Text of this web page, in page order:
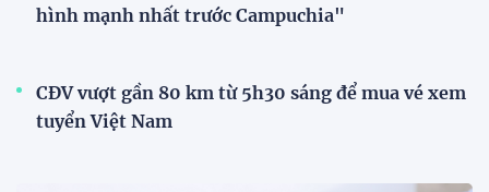
hình mạnh nhất trước Campuchia"
CĐV vượt gần 80 km từ 5h30 sáng để mua vé xem
tuyển Việt Nam